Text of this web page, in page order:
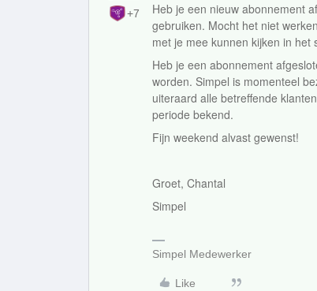
+7
Heb je een nieuw abonnement
gebruiken. Mocht het niet
met je mee kunnen kijken in het
Heb je een abonnement
worden. Simpel is momenteel
uiteraard alle betreffende
periode bekend.
Fijn weekend alvast gewenst!
Groet, Chantal
Simpel
Simpel Medewerker
Like